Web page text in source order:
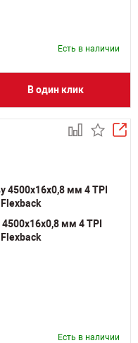
Есть в наличии
В один клик
мм 4 TPI
Есть в наличии